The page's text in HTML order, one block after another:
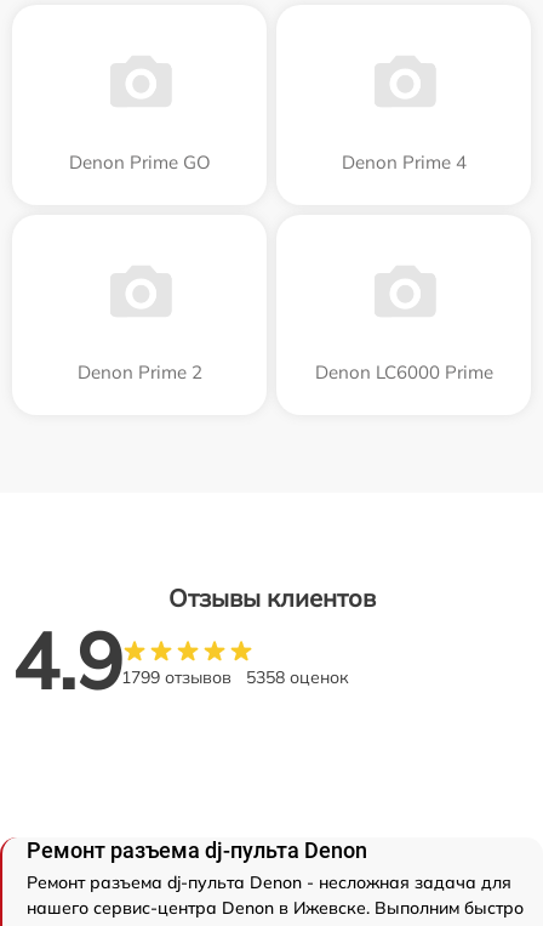
Denon Prime GO Denon Prime 4
Denon Prime 2 Denon LC6000 Prime
Отзывы клиентов
4.91799 отзывов 5358 оценок
Ремонт разъема dj-пульта Denon
Ремонт разъема dj-пульта Denon - несложная задача для
нашего сервис-центра Denon в Ижевске. Выполним быстро